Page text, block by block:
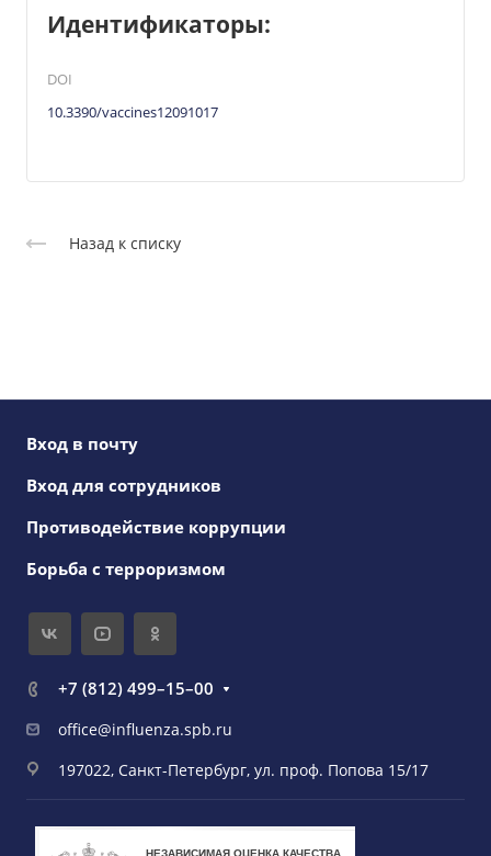
Идентификаторы:
DOI
10.3390/vaccines12091017
Назад к списку
Вход в почту
Вход для сотрудников
Противодействие коррупции
Борьба с терроризмом
+7 (812) 499–15–00
office@influenza.spb.ru
197022, Санкт-Петербург, ул. проф. Попова 15/17